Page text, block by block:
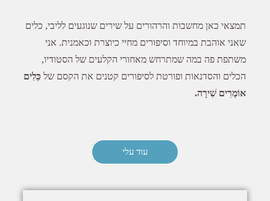
תמצאי כאן מחשבות והרהורים על שירים שנוגעים לליבי, כלים
שאני אוהבת במיוחד וסיפורים מחיי כיוצרת וכאמנית. אני
משתפת פה במה שמתרחש מאחורי הקלעים של הסטודיו,
הכלים והסדנאות ופורטת לסיפורים קטנים את הקסם של כֵּלִים
אוֹמְרִים שִׁירָה.
עוד עלי